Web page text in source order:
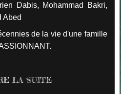
Dabis, Mohammad Bakri,
Abed
de la vie d'une famille
LA SUITE